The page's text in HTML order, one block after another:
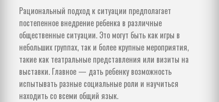
Рациональный подход к ситуации предполагает
постепенное внедрение ребенка в различные
общественные ситуации. Это могут быть как игры в
небольших группах, так и более крупные мероприятия,
такие как театральные представления или визиты на
выставки. Главное — дать ребенку возможность
испытывать разные социальные роли и научиться
находить со всеми общий язык.